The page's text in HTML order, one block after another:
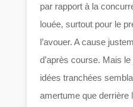
par rapport à la
louée, surtout pour le
l’avouer. A cause
d’après course. Mais
idées tranchées
amertume que derrière